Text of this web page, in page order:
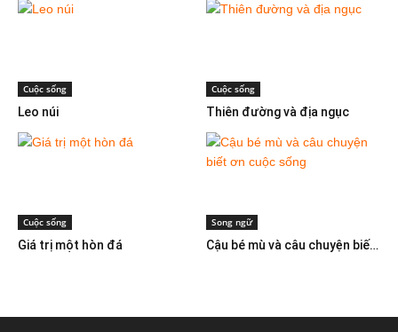
Cuộc sống
Leo núi
Cuộc sống
Thiên đường và địa ngục
Cuộc sống
Giá trị một hòn đá
Song ngữ
Cậu bé mù và câu chuyện biết ơn cuộc sống